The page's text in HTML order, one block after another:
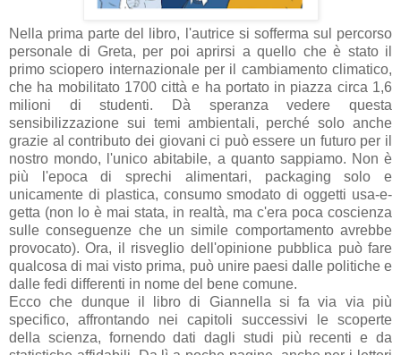
Nella prima parte del libro, l'autrice si sofferma sul percorso
personale di Greta, per poi aprirsi a quello che è stato il
primo sciopero internazionale per il cambiamento climatico,
che ha mobilitato 1700 città e ha portato in piazza circa 1,6
milioni di studenti. Dà speranza vedere questa
sensibilizzazione sui temi ambientali, perché solo anche
grazie al contributo dei giovani ci può essere un futuro per il
nostro mondo, l'unico abitabile, a quanto sappiamo. Non è
più l'epoca di sprechi alimentari, packaging solo e
unicamente di plastica, consumo smodato di oggetti usa-e-
getta (non lo è mai stata, in realtà, ma c'era poca coscienza
sulle conseguenze che un simile comportamento avrebbe
provocato). Ora, il risveglio dell'opinione pubblica può fare
qualcosa di mai visto prima, può unire paesi dalle politiche e
dalle fedi differenti in nome del bene comune.
Ecco che dunque il libro di Giannella si fa via via più
specifico, affrontando nei capitoli successivi le scoperte
della scienza, fornendo dati dagli studi più recenti e da